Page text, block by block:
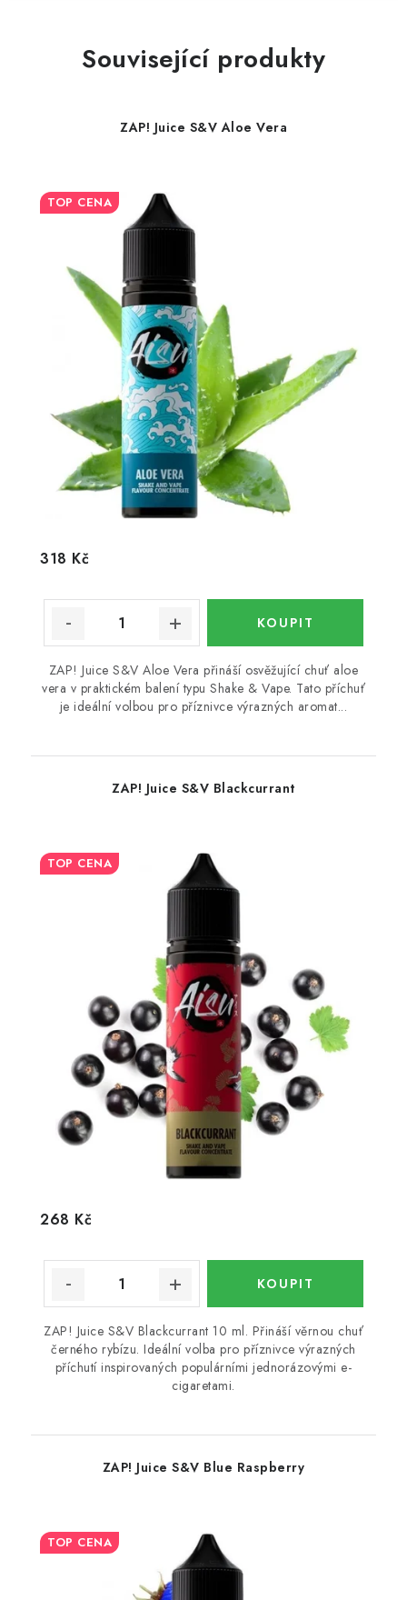
Související produkty
ZAP! Juice S&V Aloe Vera
TOP CENA
318 Kč
ZAP! Juice S&V Aloe Vera přináší osvěžující chuť aloe
vera v praktickém balení typu Shake & Vape. Tato příchuť
je ideální volbou pro příznivce výrazných aromat...
ZAP! Juice S&V Blackcurrant
TOP CENA
268 Kč
ZAP! Juice S&V Blackcurrant 10 ml. Přináší věrnou chuť
černého rybízu. Ideální volba pro příznivce výrazných
příchutí inspirovaných populárními jednorázovými e-
cigaretami.
ZAP! Juice S&V Blue Raspberry
TOP CENA